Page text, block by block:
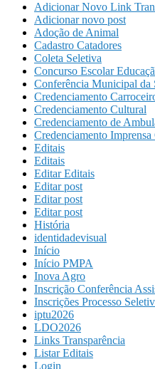
Adicionar Novo Link
Adicionar novo post
Adoção de Animal
Cadastro Catadores
Coleta Seletiva
Concurso Escolar
Conferência Municipal da
Credenciamento
Credenciamento Cultural
Credenciamento de
Credenciamento
Editais
Editais
Editar Editais
Editar post
Editar post
Editar post
História
identidadevisual
Início
Início PMPA
Inova Agro
Inscrição Conferência
Inscrições Processo
iptu2026
LDO2026
Links Transparência
Listar Editais
Login